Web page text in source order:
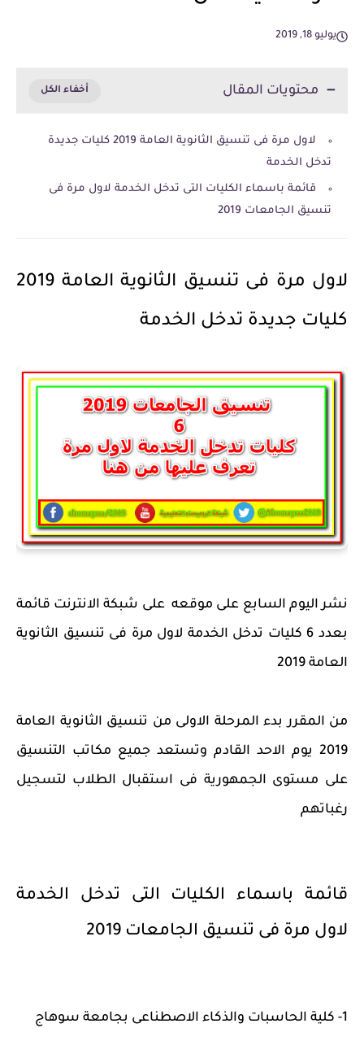
يوليو 18, 2019
محتويات المقال
لاول مرة فى تنسيق الثانوية العامة 2019 كليات جديدة
تدخل الخدمة
قائمة باسماء الكليات التى تدخل الخدمة لاول مرة فى
تنسيق الجامعات 2019
لاول مرة فى تنسيق الثانوية العامة 2019
كليات جديدة تدخل الخدمة
نشر اليوم السابع على موقعه على شبكة الانترنت قائمة
بعدد 6 كليات تدخل الخدمة لاول مرة فى تنسيق الثانوية
العامة 2019
من المقرر بدء المرحلة الاولى من تنسيق الثانوية العامة
2019 يوم الاحد القادم وتستعد جميع مكاتب التنسيق
على مستوى الجمهورية فى استقبال الطلاب لتسجيل
رغباتهم
قائمة باسماء الكليات التى تدخل الخدمة
لاول مرة فى تنسيق الجامعات 2019
1- كلية الحاسبات والذكاء الاصطناعى بجامعة سوهاج